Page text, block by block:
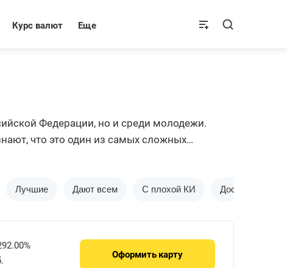
Курс валют Еще
Федерации, но и среди молодежи.
что это один из самых сложных
Лучшие Дают всем С плохой КИ Доставка на
Оформить карту